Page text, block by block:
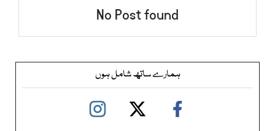
No Post found
ہمارے ساتھ شامل ہوں